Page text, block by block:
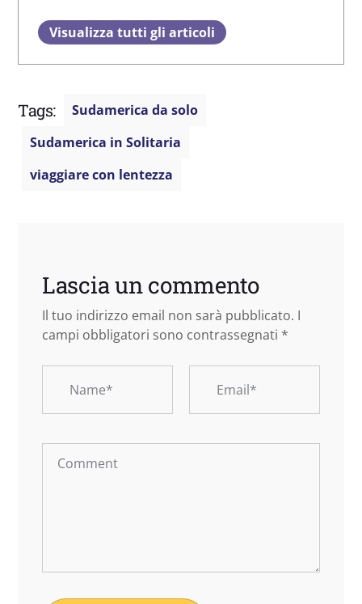
Visualizza tutti gli articoli
Tags:
Sudamerica da solo
Sudamerica in Solitaria
viaggiare con lentezza
Lascia un commento
Il tuo indirizzo email non sarà pubblicato. I
campi obbligatori sono contrassegnati *